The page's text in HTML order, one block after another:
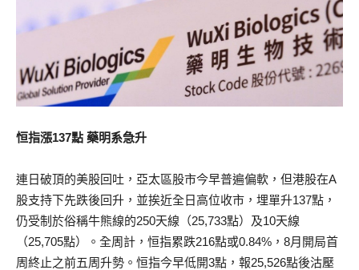
恒指漲137點 藥明系急升
連日破頂的美股回吐，亞太區股市今早普遍偏軟，但港股在A
股支持下先跌後回升，並挨近全日高位收市，埋單升137點，
仍受制於俗稱牛熊線的250天線（25,733點）及10天線
（25,705點）。全周計，恒指累跌216點或0.84%，8月開局首
周終止之前五周升勢。恒指今早低開3點，報25,526點後沽壓